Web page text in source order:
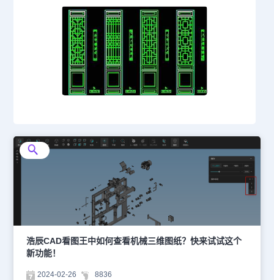
浩辰CAD看图王中如何查看机械三维图纸？快来试试这个
新功能！
2024-02-26 8836